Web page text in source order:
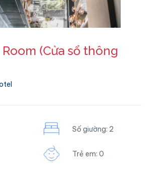
(Cửa sổ thông
Số giường: 2
Trẻ em: 0